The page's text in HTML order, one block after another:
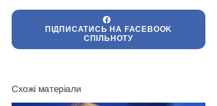
ПІДПИСАТИСЬ НА FACEBOOK
СПІЛЬНОТУ
Схожі матеріали